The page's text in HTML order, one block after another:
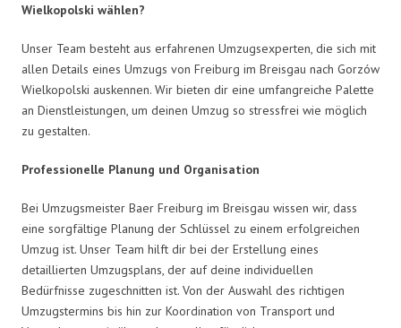
Wielkopolski wählen?
Unser Team besteht aus erfahrenen Umzugsexperten, die sich mit
allen Details eines Umzugs von Freiburg im Breisgau nach Gorzów
Wielkopolski auskennen. Wir bieten dir eine umfangreiche Palette
an Dienstleistungen, um deinen Umzug so stressfrei wie möglich
zu gestalten.
Professionelle Planung und Organisation
Bei Umzugsmeister Baer Freiburg im Breisgau wissen wir, dass
eine sorgfältige Planung der Schlüssel zu einem erfolgreichen
Umzug ist. Unser Team hilft dir bei der Erstellung eines
detaillierten Umzugsplans, der auf deine individuellen
Bedürfnisse zugeschnitten ist. Von der Auswahl des richtigen
Umzugstermins bis hin zur Koordination von Transport und